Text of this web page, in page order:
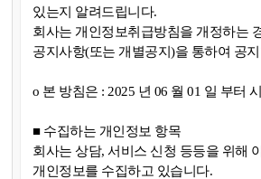
있는지 알려드립니다.
회사는 개인정보취급방침을 개정하는
공지사항(또는 개별공지)을 통하여 공
ο 본 방침은 : 2025 년 06 월 01 일 부터
■ 수집하는 개인정보 항목
회사는 상담, 서비스 신청 등등을 위해
개인정보를 수집하고 있습니다.